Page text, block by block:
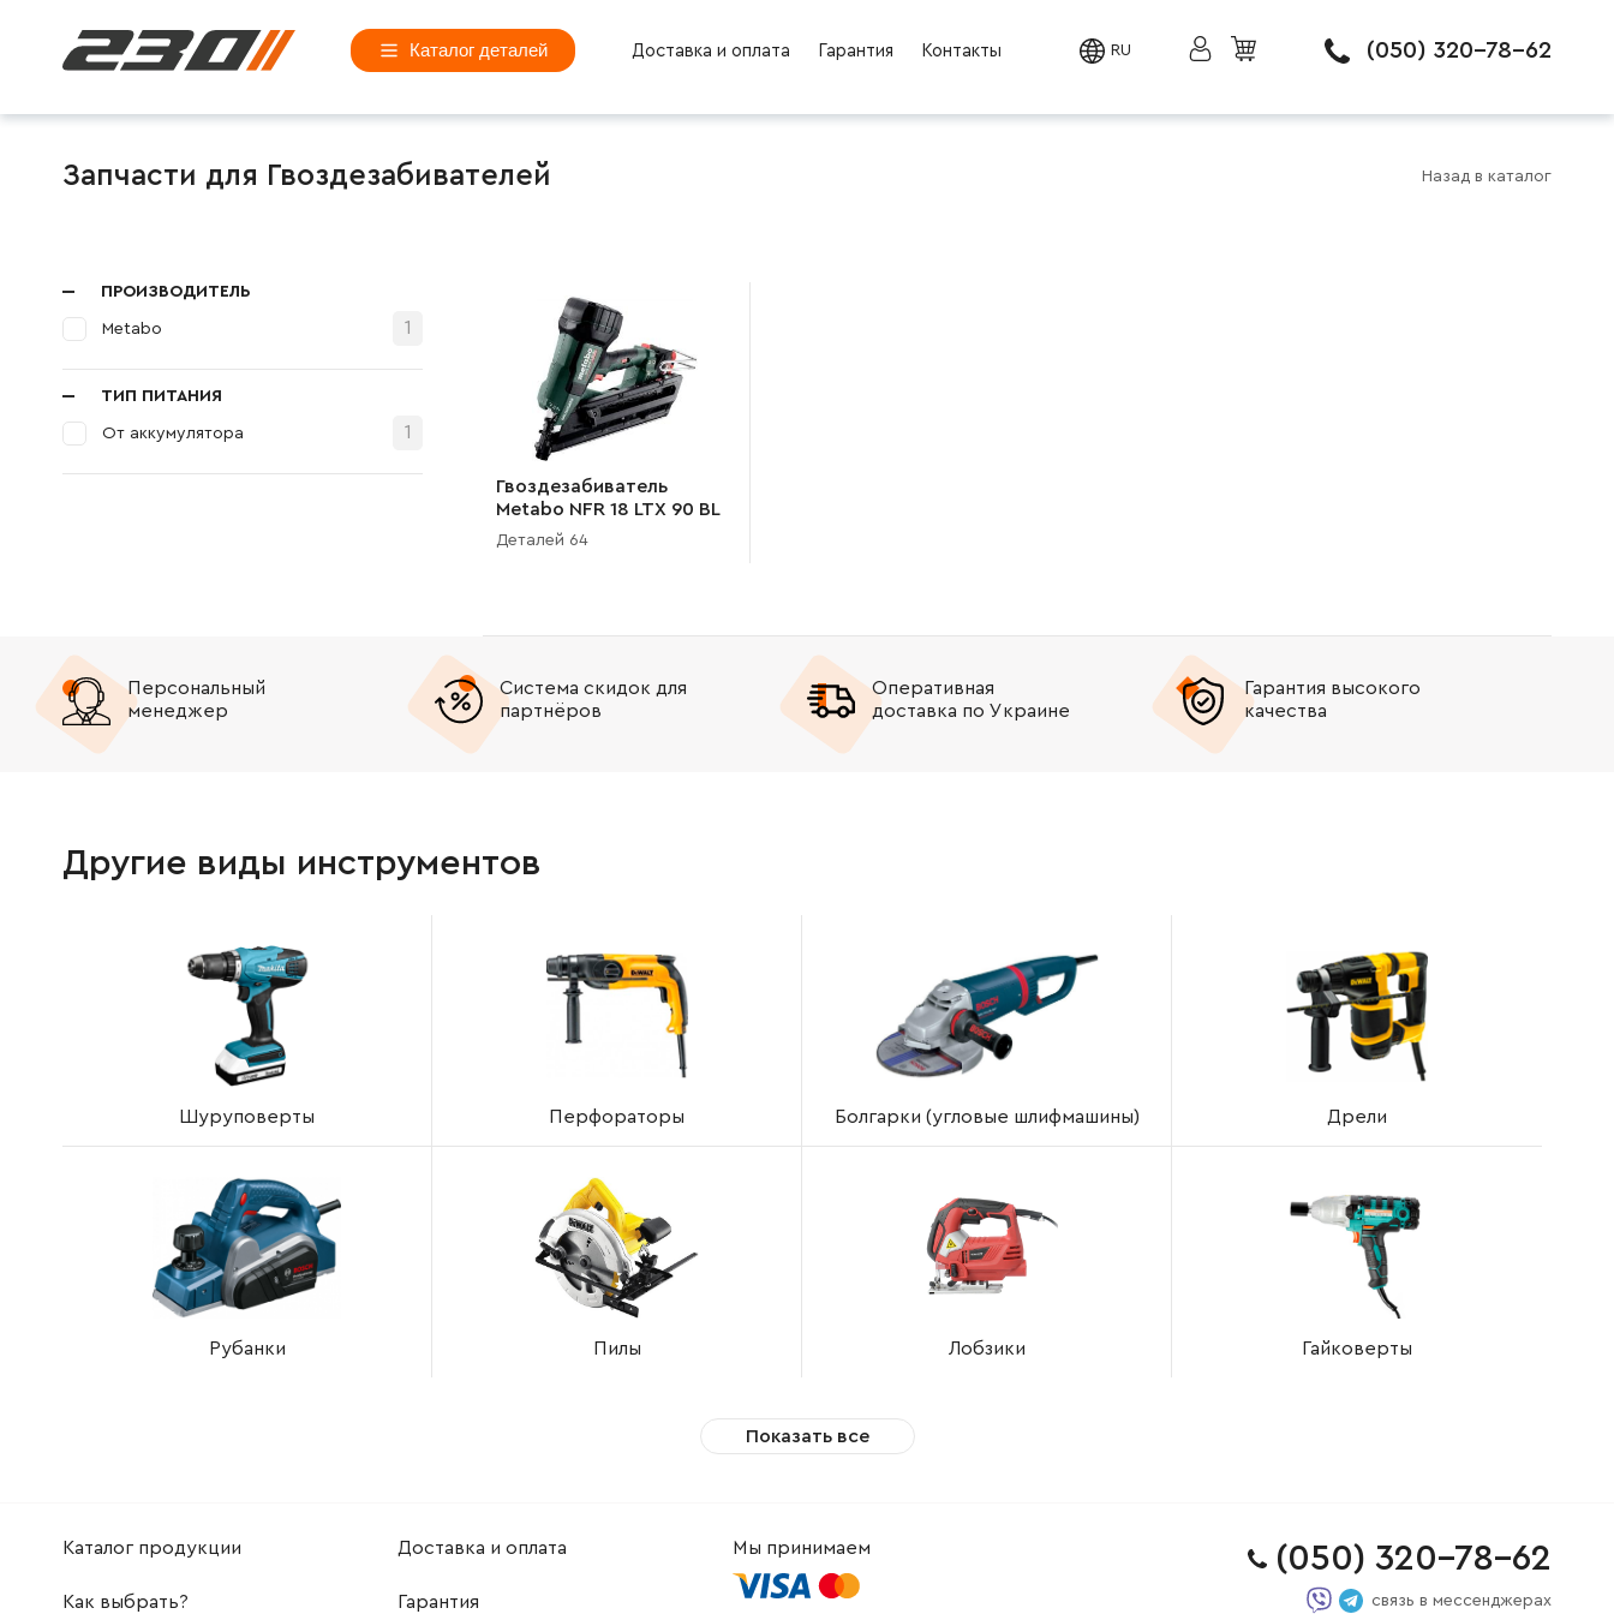
Каталог деталей Доставка и оплата Гарантия Контакты RU (050) 320-78-62
Запчасти для Гвоздезабивателей Назад в каталог
ПРОИЗВОДИТЕЛЬ
Metabo 1
ТИП ПИТАНИЯ
От аккумулятора 1
Гвоздезабиватель
Metabo NFR 18 LTX 90 BL
(12090000)
Деталей 64
Персональный
менеджер
Система скидок для
партнёров
Оперативная
доставка по Украине
Гарантия высокого
качества
Другие виды инструментов
Шуруповерты Перфораторы Болгарки (угловые шлифмашины) Дрели
Рубанки Пилы Лобзики Гайковерты
Показать все
Каталог продукции Доставка и оплата
Как выбрать? Гарантия
Мы принимаем (050) 320-78-62
связь в мессенджерах